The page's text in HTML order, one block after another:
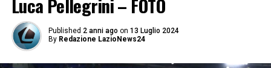
Luca Pellegrini – FOTO
Published 2 anni ago on 13 Luglio 2024
By Redazione LazioNews24